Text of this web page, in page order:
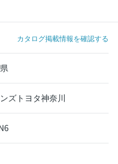
カタログ掲載情報を確認する
ズトヨタ神奈川